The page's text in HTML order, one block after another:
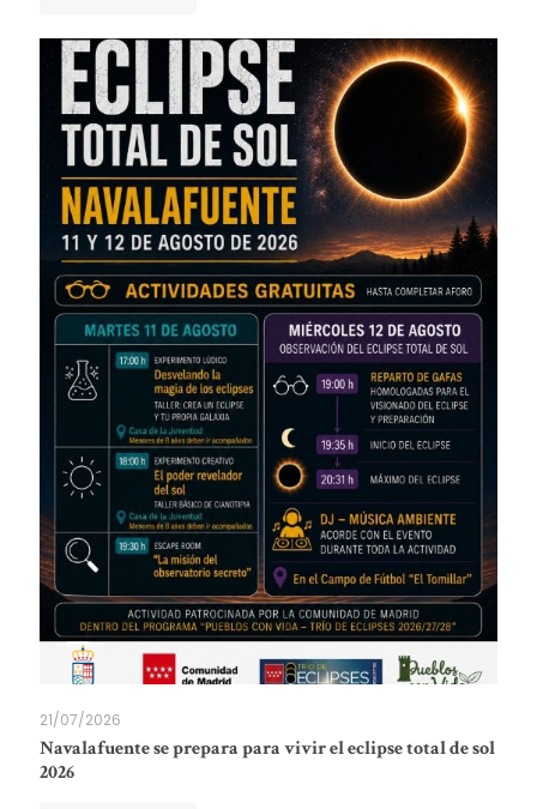
21/07/2026
Navalafuente se prepara para vivir el eclipse total de sol
2026